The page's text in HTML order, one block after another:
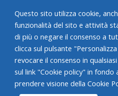
HOME
CHI SIAMO
Questo sito utilizza cookie,
funzionalità del sito e attività
di più o negare il consenso a
clicca sul pulsante
revocare il consenso in
sul link "Cookie policy" in fondo
prendere visione della Cookie